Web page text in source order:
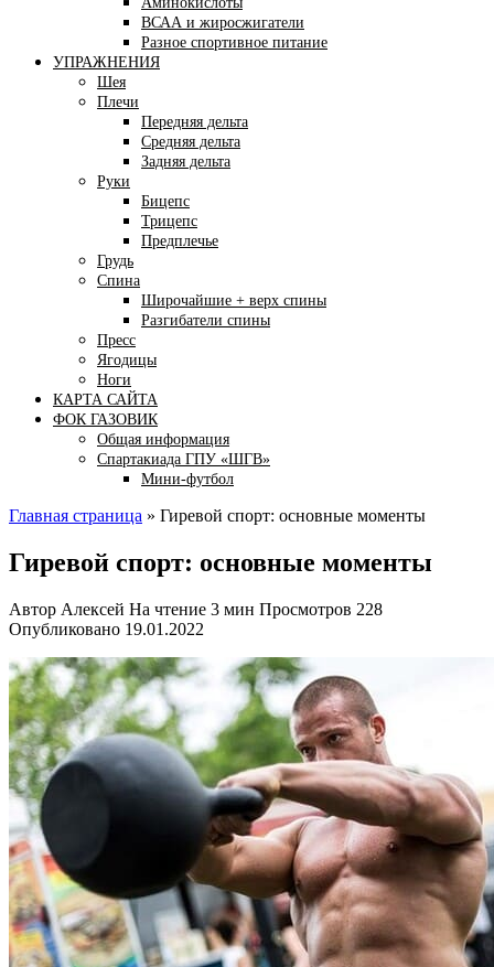
ВСАА и жиросжигатели
Разное спортивное питание
УПРАЖНЕНИЯ
Шея
Плечи
Передняя дельта
Средняя дельта
Задняя дельта
Руки
Бицепс
Трицепс
Предплечье
Грудь
Спина
Широчайшие + верх спины
Разгибатели спины
Пресс
Ягодицы
Ноги
КАРТА САЙТА
ФОК ГАЗОВИК
Общая информация
Спартакиада ГПУ «ШГВ»
Мини-футбол
Главная страница » Гиревой спорт: основные моменты
Гиревой спорт: основные моменты
Автор Алексей На чтение 3 мин Просмотров 228
Опубликовано 19.01.2022